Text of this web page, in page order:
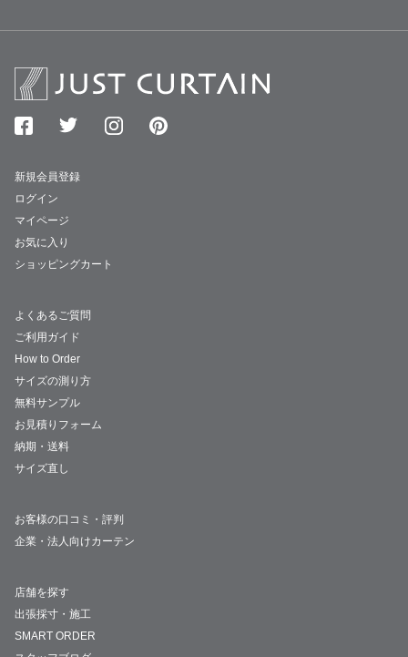
新規会員登録
ログイン
マイページ
お気に入り
ショッピングカート
よくあるご質問
ご利用ガイド
How to Order
サイズの測り方
無料サンプル
お見積りフォーム
納期・送料
サイズ直し
お客様の口コミ・評判
企業・法人向けカーテン
店舗を探す
出張採寸・施工
SMART ORDER